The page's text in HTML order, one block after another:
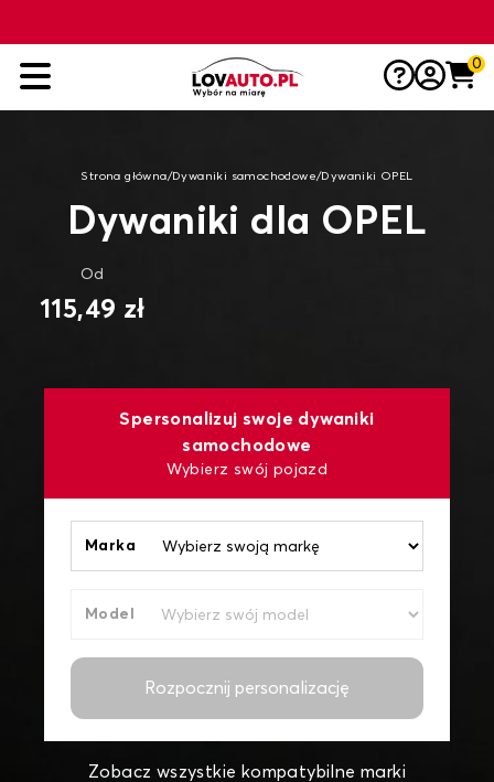
0
Strona główna/ Dywaniki samochodowe/ Dywaniki OPEL
Dywaniki dla OPEL
Od
115,49 zł
Spersonalizuj swoje dywaniki
samochodowe
Wybierz swój pojazd
Marka
Model
Rozpocznij personalizację
Zobacz wszystkie kompatybilne marki